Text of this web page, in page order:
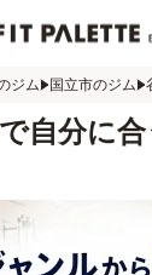
ジム 国立市のジム
自分に